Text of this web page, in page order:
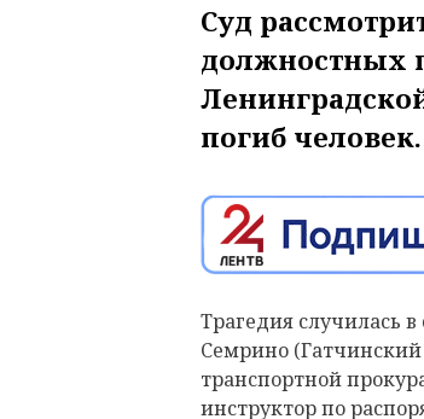
Суд
должностных
погиб человек.
Трагедия случилась
Семрино (Гатчинский
транспортной
инструктор по